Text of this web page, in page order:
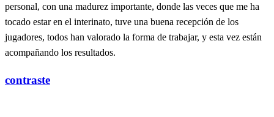
personal, con una madurez importante, donde las veces que me ha
tocado estar en el interinato, tuve una buena recepción de los
jugadores, todos han valorado la forma de trabajar, y esta vez están
acompañando los resultados.
contraste